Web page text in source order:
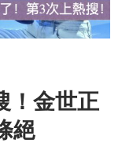
！金世正
絕